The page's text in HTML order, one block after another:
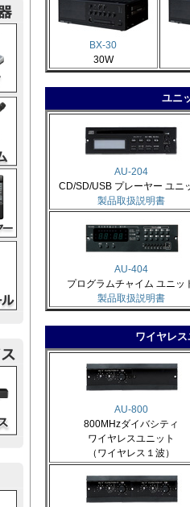
BX-30
30W
ユニ
AU-204
CD/SD/USB プレーヤー ユニ
製品取扱説明書
AU-404
プログラムチャイム ユニッ
製品取扱説明書
ワイヤレ
AU-800
800MHzダイバシティ
ワイヤレスユニット
（ワイヤレス１波）